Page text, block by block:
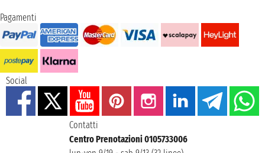
Pagamenti
Social
Contatti
Centro Prenotazioni 0105733006